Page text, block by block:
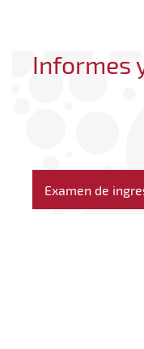
Informes
Examen de